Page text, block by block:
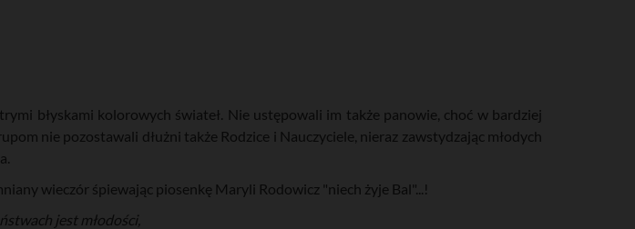
błyskami kolorowych świateł. Nie ustępowali im także panowie, choć w bardziej
nie pozostawali dłużni także Rodzice i Nauczyciele, nieraz zawstydzając młodych
wieczór śpiewając piosenkę Maryli Rodowicz "niech żyje Bal"...!
jest młodości,